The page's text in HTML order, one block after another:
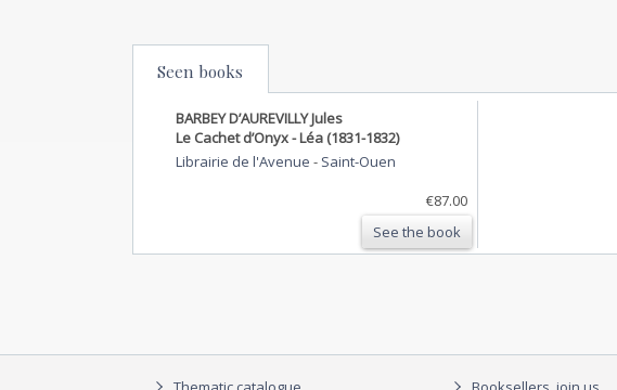
Seen books
BARBEY D’AUREVILLY Jules
Le Cachet d’Onyx - Léa (1831-1832)
Librairie de l'Avenue - Saint-Ouen
€87.00
See the book